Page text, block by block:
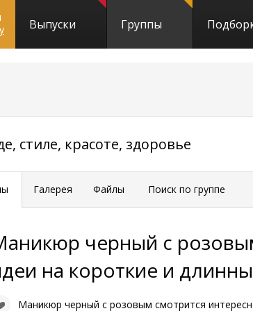
Выпуски Группы
стиле, красоте, здоровье
Галерея Файлы Поиск по группе
черный с
на короткие и
Маникюр черный с розовым смотрится